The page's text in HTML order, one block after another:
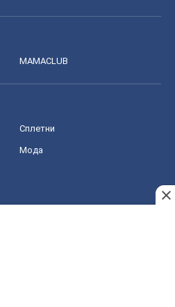
MAMACLUB
Сплетни
Мода